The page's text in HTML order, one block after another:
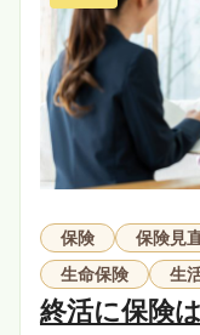
保険 保険見
生命保険
生
終活に保険